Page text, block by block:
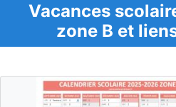
Vacances
zone B et